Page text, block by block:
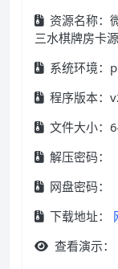
资源名称：
三水棋牌房卡
系统环境：
程序版本：
文件大小：
解压密码：
网盘密码：
下载地址：
查看演示：